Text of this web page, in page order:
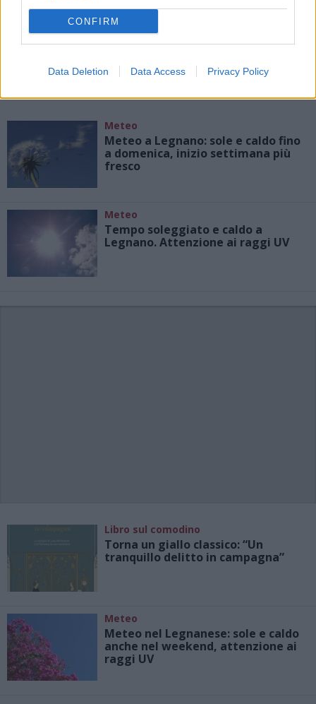
CONFIRM
Data Deletion Data Access Privacy Policy
Meteo
Meteo a Legnano: sole e caldo fino
a domenica, inizio settimana più
fresco
Meteo
Tempo soleggiato e caldo a
Legnano. Attenzione ai raggi UV
Libro sul comodino
Torna un giallo classico: “Un
tranquillo delitto in campagna”
Meteo
Meteo nel Legnanese: sole e caldo
anche nel weekend, attenzione ai
raggi UV